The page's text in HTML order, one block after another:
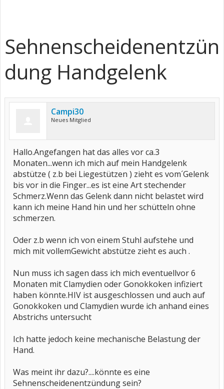
Sehnenscheidenentzün
dung Handgelenk
Campi30
Neues Mitglied
Hallo.Angefangen hat das alles vor ca.3
Monaten...wenn ich mich auf mein Handgelenk
abstütze ( z.b bei Liegestützen ) zieht es vom´Gelenk
bis vor in die Finger...es ist eine Art stechender
Schmerz.Wenn das Gelenk dann nicht belastet wird
kann ich meine Hand hin und her schütteln ohne
schmerzen.
Oder z.b wenn ich von einem Stuhl aufstehe und
mich mit vollemGewicht abstütze zieht es auch .
Nun muss ich sagen dass ich mich eventuellvor 6
Monaten mit Clamydien oder Gonokkoken infiziert
haben könnte.HIV ist ausgeschlossen und auch auf
Gonokkoken und Clamydien wurde ich anhand eines
Abstrichs untersucht
Ich hatte jedoch keine mechanische Belastung der
Hand.
Was meint ihr dazu?....könnte es eine
Sehnenscheidenentzündung sein?